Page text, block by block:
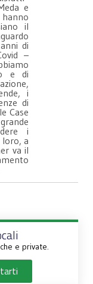
e
il
di
–
e di
i
di
Case
i
loro, a
va il
e private.